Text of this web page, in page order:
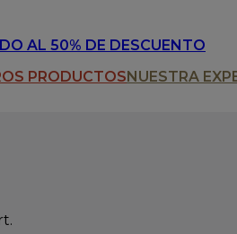
AL 50% DE DESCUENTO
PRODUCTOS NUESTRA